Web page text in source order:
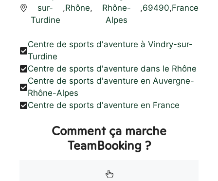
sur-
Turdine
,Rhône,
Rhône-
Alpes
,69490,France
Centre de sports d'aventure à Vindry-sur-
Turdine
Centre de sports d'aventure dans le Rhône
Centre de sports d'aventure en Auvergne-
Rhône-Alpes
Centre de sports d'aventure en France
Comment ça marche
TeamBooking ?